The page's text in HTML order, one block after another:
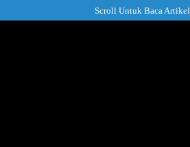
ke
Scroll Untuk Baca Artikel